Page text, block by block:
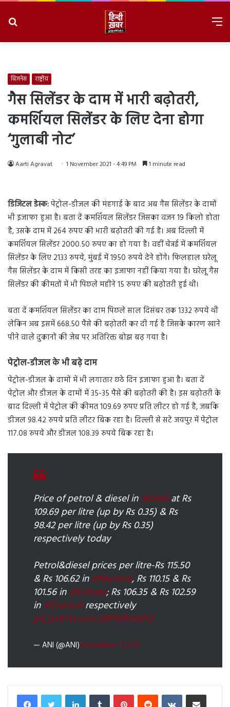
बिज़नेस राष्ट्रीय
गैस सिलेंडर के दाम में भारी बढ़ोतरी,
कमर्शियल सिलेंडर के लिए देना होगा
‘गुलाबी नोट’
Aarti Agravat 1 November 2021 - 4:49 PM 1 minute read
डिजिटल डेस्क:पेट्रोल-डीजल की मंहगाई के बाद अब गैस सिलेंडर के दामों
भी इजाफा हुआ है। बता दें कमर्शियल सिलेंडर जिसका वजन 19 किलो होता
है, उसके दाम में 264 रुपए की भारी बढ़ोतरी की गई है। अब दिल्ली में
कमर्शियल सिलेंडर 2000.50 रुपए का हो गया है। वहीं चेन्नई में कमर्शियल
सिलेंडर के लिए 2133 रुपये, मुंबई में 1950 रुपये देने होंगे। फिलहाल घरेलू
गैस सिलेंडर के दाम में किसी तरह का इजाफा नहीं किया गया है। घरेलू गैस
सिलेंडर की कीमतों में भी पिछले महीने 15 रुपए की बढ़ोतरी हुई थी।
बता दें कमर्शियल सिलेंडर का दाम पिछले साल दिसंबर तक 1332 रुपये थी
लेकिन अब इसमें 668.50 पैसे की बढ़ोतरी कर दी गई है जिसके कारण खाने
पीने वाले दुकानों की जेब पर अतिरिक्त बोझ बढ़ गया है।
पेट्रोल-डीजल के भी बढ़े दाम
पेट्रोल-डीजल के दामों में भी लगातार छठे दिन इजाफा हुआ है। बता दें
पेट्रोल और डीजल के दामों में 35-35 पैसे की बढ़ोतरी की है। इस बढ़ोतरी के
बाद दिल्ली में पेट्रोल की कीमत 109.69 रुपए प्रति लीटर हो गई है, जबकि
डीजल 98.42 रुपये प्रति लीटर बिक रहा है। दिल्ली से सटे जयपुर में पेट्रोल
117.08 रुपये और डीजल 108.39 रुपये बिक रहा है।
Price of petrol & diesel in #Delhiat Rs
109.69 per litre (up by Rs 0.35) & Rs
98.42 per litre (up by Rs 0.35)
respectively today
Petrol&diesel prices per litre-Rs 115.50
& Rs 106.62 in #Mumbai, Rs 110.15 & Rs
101.56 in #Kolkata; Rs 106.35 & Rs 102.59
in #Chennairespectively
pic.twitter.com/I8FNPK4dPQ
— ANI (@ANI) November 1, 2021
LinkedInTumblr PinterestReddit VKontakteShare via Email